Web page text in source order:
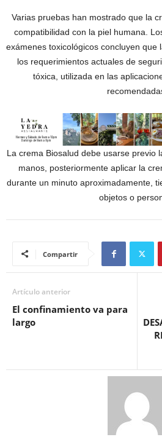
Varias pruebas han mostrado que la
compatibilidad con la piel humana.
exámenes toxicológicos concluyen que
los requerimientos actuales de
tóxica, utilizada en las
La crema Biosalud debe usarse previo
manos, posteriormente aplicar la
durante un minuto aproximadamente,
objetos o
Compartir
Artículo anterior
El confinamiento va para
largo